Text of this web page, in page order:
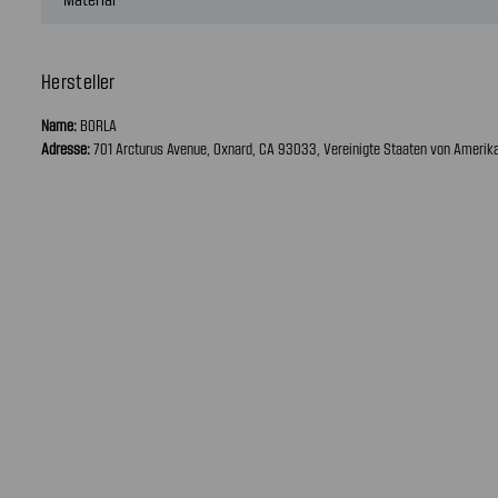
Hersteller
Name: BORLA
Adresse:701 Arcturus Avenue, Oxnard, CA 93033, Vereinigte Staaten von